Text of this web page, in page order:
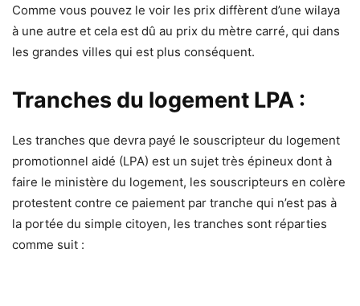
Comme vous pouvez le voir les prix diffèrent d’une wilaya
à une autre et cela est dû au prix du mètre carré, qui dans
les grandes villes qui est plus conséquent.
Tranches du logement LPA :
Les tranches que devra payé le souscripteur du logement
promotionnel aidé (LPA) est un sujet très épineux dont à
faire le ministère du logement, les souscripteurs en colère
protestent contre ce paiement par tranche qui n’est pas à
la portée du simple citoyen, les tranches sont réparties
comme suit :